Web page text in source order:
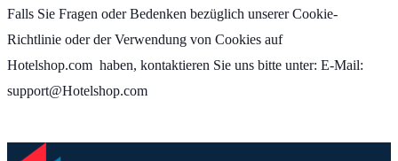
Falls Sie Fragen oder Bedenken bezüglich unserer Cookie-
Richtlinie oder der Verwendung von Cookies auf
Hotelshop.com haben, kontaktieren Sie uns bitte unter: E-Mail:
support@Hotelshop.com